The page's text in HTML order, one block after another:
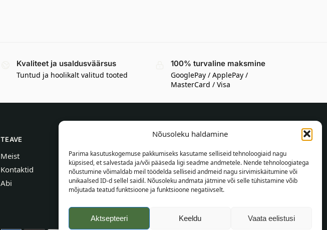
Nõusoleku haldamine
Parima kasutuskogemuse pakkumiseks kasutame selliseid tehnoloogiaid nagu
küpsised, et salvestada ja/või pääseda ligi seadme andmetele. Nende tehnoloogiatega
nõustumine võimaldab meil töödelda selliseid andmeid nagu sirvimiskäitumine või
unikaalsed ID-d sellel saidil. Nõusoleku andmata jätmine või selle tühistamine võib
mõjutada teatud funktsioone ja funktsioone negatiivselt.
Aktsepteeri Keeldu Vaata eelistusi
Kvaliteet ja usaldusväärsus
Tuntud ja hoolikalt valitud tooted
100% turvaline maksmine
GooglePay / ApplePay /
MasterCard / Visa
TEAVE
Meist
Kontaktid
Abi
TEAVE OSTJALE
Tarnetingimused
Tingimused
Privaatsuspoliitika